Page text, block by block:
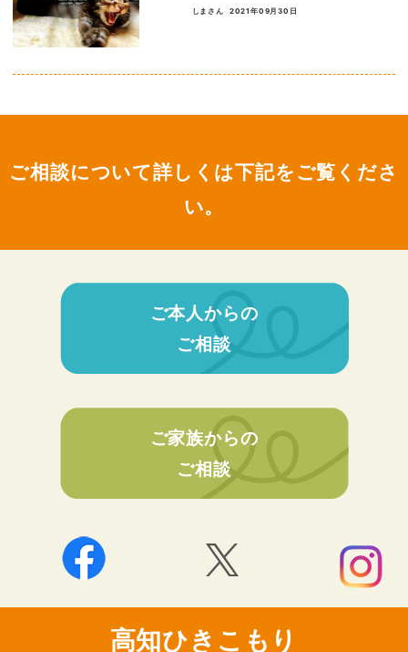
しまさん 2021年09月30日
ご相談について詳しくは下記をご覧くださ
い。
ご本人からの
ご相談
ご家族からの
ご相談
高知ひきこもり